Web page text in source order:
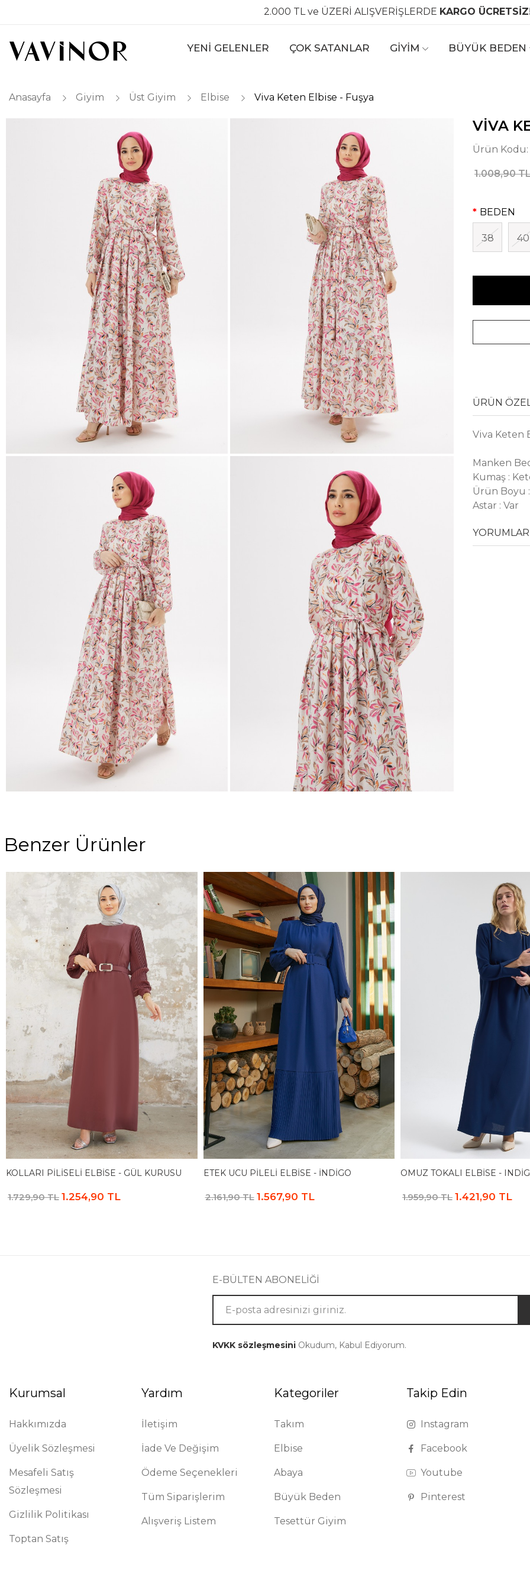
2.000 TL ve ÜZERİ ALIŞVERİŞLERDE KARGO
YENİ GELENLER ÇOK SATANLAR GİYİM BÜYÜK BEDEN
Anasayfa Giyim Üst Giyim Elbise Viva Keten Elbise - Fuşya
VIVA
Ürün Kodu:
1.008,90
BEDEN
38 40
ÜRÜN
Viva Keten
Manken
Kumaş :
Ürün Boyu :
Astar : Var
Benzer Ürünler
KOLLARI PILISELI ELBISE - GÜL KURUSU
1.729,90 TL 1.254,90 TL
ETEK UCU PILELI ELBISE - İNDIGO
2.161,90 TL 1.567,90 TL
OMUZ TOKALI ELBISE -
1.959,90 TL 1.421,90 TL
E-BÜLTEN ABONELİĞİ
KVKK sözleşmesiniOkudum, Kabul Ediyorum.
Kurumsal
Hakkımızda
Üyelik Sözleşmesi
Mesafeli Satış
Sözleşmesi
Gizlilik Politikası
Toptan Satış
Yardım
İletişim
İade Ve Değişim
Ödeme Seçenekleri
Tüm Siparişlerim
Alışveriş Listem
Kategoriler
Takım
Elbise
Abaya
Büyük Beden
Tesettür Giyim
Takip Edin
Instagram
Facebook
Youtube
Pinterest